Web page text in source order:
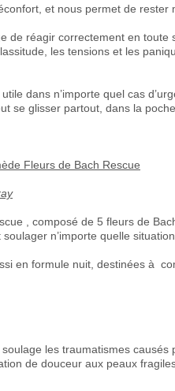
et nous permet de
de réagir correctement en toute
les tensions et les
dans n’importe quel cas
se glisser partout, dans la
Fleurs de Bach Rescue
, composé de 5 fleurs de
n’importe quelle situation
en formule nuit, destinées à
les traumatismes
de douceur aux peaux